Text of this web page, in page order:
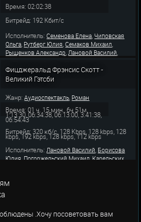
Время: 02:02:38
Битрейд: 192 Кбит/с
Исполнитель:Семенова Елена, Чиповская
Ольга, Рутберг Юлия,Семаков Михаил,
Рыщенков Александр,Лановой Василий,
Вольков Михаил
Фицджеральд Фрэнсис Скотт -
Великий Гэтсби
Жанр:Аудиоспектакль, Роман
Время: 01 ч. 15 мин., 6ч 51м,
1:13:30, 06:34:38, 06:13:00, 3:41:38,
06:54:43
Битрейд: 320 кб/с, 128 Kbps, 128 kbps, 128
kbps, 192 kbps, 128 kbps, 112 kbps
Исполнитель:Лановой Василий, Борисова
Юлия Погоржельский Михаил Карельских
Шаров Александр
.Хочу посоветовать вам